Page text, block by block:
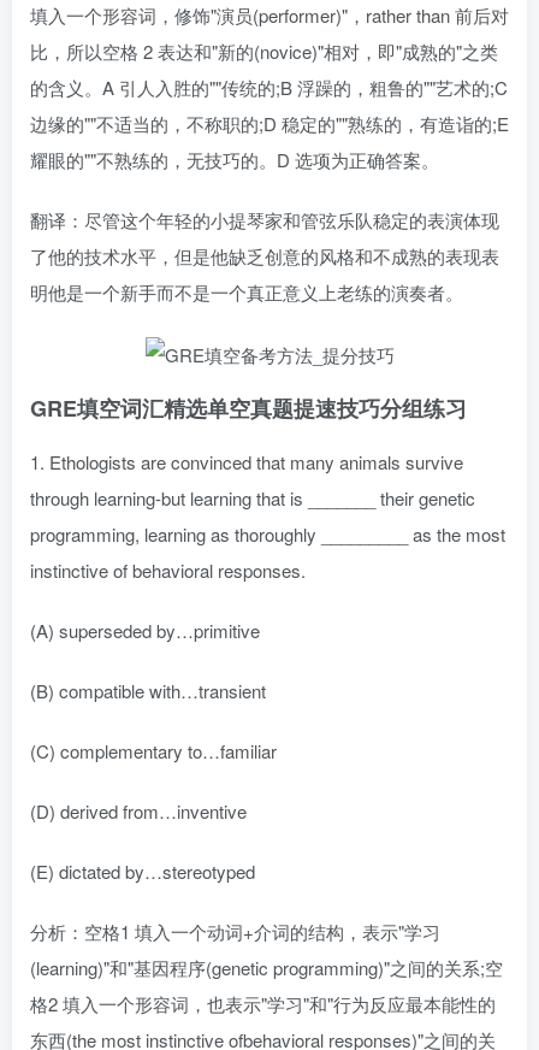
填入一个形容词，修饰"演员(performer)"，rather than 前后对
比，所以空格 2 表达和"新的(novice)"相对，即"成熟的"之类
的含义。A 引人入胜的""传统的;B 浮躁的，粗鲁的""艺术的;C
边缘的""不适当的，不称职的;D 稳定的""熟练的，有造诣的;E
耀眼的""不熟练的，无技巧的。D 选项为正确答案。
翻译：尽管这个年轻的小提琴家和管弦乐队稳定的表演体现
了他的技术水平，但是他缺乏创意的风格和不成熟的表现表
明他是一个新手而不是一个真正意义上老练的演奏者。
GRE填空词汇精选单空真题提速技巧分组练习
1. Ethologists are convinced that many animals survive
through learning-but learning that is _______ their genetic
programming, learning as thoroughly _________ as the most
instinctive of behavioral responses.
(A) superseded by…primitive
(B) compatible with…transient
(C) complementary to…familiar
(D) derived from…inventive
(E) dictated by…stereotyped
分析：空格1 填入一个动词+介词的结构，表示"学习
(learning)"和"基因程序(genetic programming)"之间的关系;空
格2 填入一个形容词，也表示"学习"和"行为反应最本能性的
东西(the most instinctive ofbehavioral responses)"之间的关